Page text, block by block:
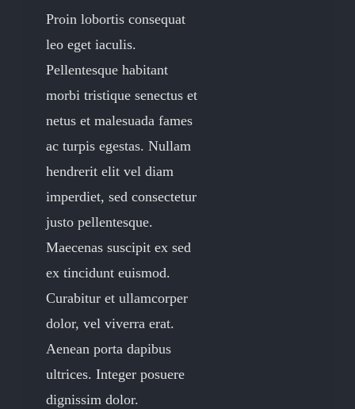
Proin lobortis consequat
leo eget iaculis.
Pellentesque habitant
morbi tristique senectus et
netus et malesuada fames
ac turpis egestas. Nullam
hendrerit elit vel diam
imperdiet, sed consectetur
justo pellentesque.
Maecenas suscipit ex sed
ex tincidunt euismod.
Curabitur et ullamcorper
dolor, vel viverra erat.
Aenean porta dapibus
ultrices. Integer posuere
dignissim dolor.